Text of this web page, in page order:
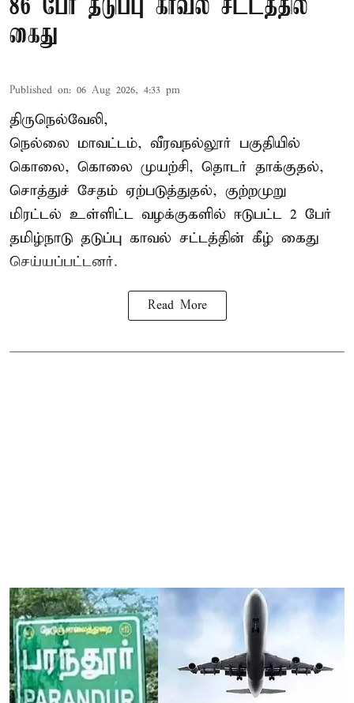
86 பேர் தடுப்பு காவல் சட்டத்தில்
கைது
Published on: 06 Aug 2026, 4:33 pm
திருநெல்வேலி,
நெல்லை மாவட்டம், வீரவநல்லூர் பகுதியில்
கொலை, கொலை முயற்சி, தொடர் தாக்குதல்,
சொத்துச் சேதம் ஏற்படுத்துதல், குற்றமுறு
மிரட்டல் உள்ளிட்ட வழக்குகளில் ஈடுபட்ட 2 பேர்
தமிழ்நாடு தடுப்பு காவல் சட்டத்தின் கீழ் கைது
செய்யப்பட்டனர்.
Read More